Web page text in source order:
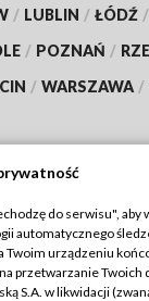
/ LUBLIN / ŁÓDŹ /
/ POZNAŃ /
/ WARSZAWA /
TVP
Regulamin
do serwisu", aby
automatycznego
Twoim urządzeniu
przetwarzanie Twoich
S.A. w likwidacji